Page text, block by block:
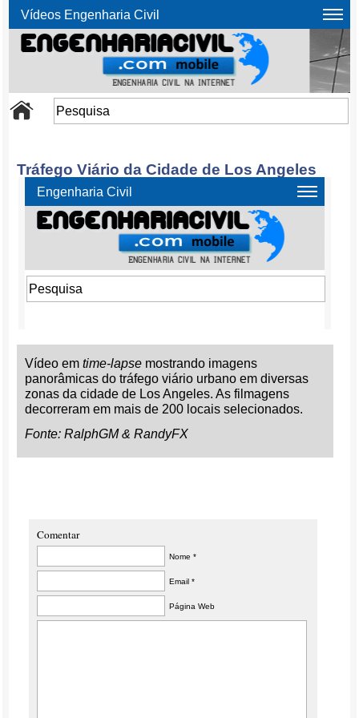
Vídeos Engenharia Civil
Tráfego Viário da Cidade de Los Angeles
Vídeo emtime-lapse mostrando imagens
panorâmicas do tráfego viário urbano em diversas
zonas da cidade de Los Angeles. As filmagens
decorreram em mais de 200 locais selecionados.
Fonte: RalphGM & RandyFX
Comentar
Nome *
Email *
Página Web